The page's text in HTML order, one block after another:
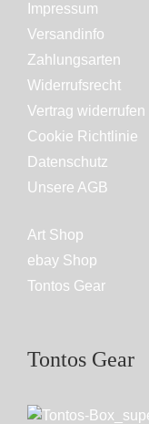
Impressum
Versandinfo
Zahlungsarten
Widerrufsrecht
Vertrag widerrufen
Cookie Richtlinie
Datenschutz
Unsere AGB
Art Shop
ebay Shop
Tontos Gear
Tontos Gear